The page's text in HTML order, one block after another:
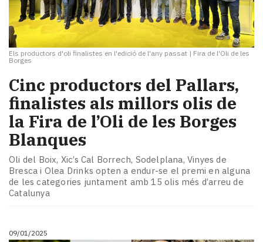
Els productors d'oli finalistes en l'edició de l'any passat | Fira de l'Oli de les
Borges
Cinc productors del Pallars,
finalistes als millors olis de
la Fira de l’Oli de les Borges
Blanques
Oli del Boix, Xic’s Cal Borrech, Sodelplana, Vinyes de
Bresca i Olea Drinks opten a endur-se el premi en alguna
de les categories juntament amb 15 olis més d’arreu de
Catalunya
09/01/2025